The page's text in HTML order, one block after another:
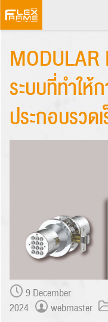
Skip
to
MODULAR
ระบบที่ทำให้
ประกอบรวด
9 December
2024
webmaster